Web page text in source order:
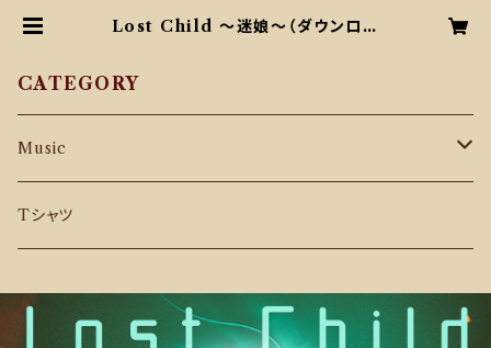
Lost Child ～迷娘～（ダウンロー
CATEGORY
Music
CD
Tシャツ